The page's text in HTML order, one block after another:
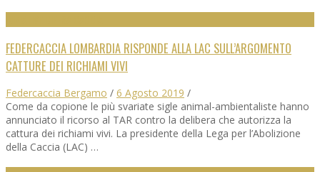
FEDERCACCIA LOMBARDIA RISPONDE ALLA LAC SULL’ARGOMENTO
CATTURE DEI RICHIAMI VIVI
Federcaccia Bergamo / 6 Agosto 2019 /
Come da copione le più svariate sigle animal-ambientaliste hanno
annunciato il ricorso al TAR contro la delibera che autorizza la
cattura dei richiami vivi. La presidente della Lega per l’Abolizione
della Caccia (LAC) …